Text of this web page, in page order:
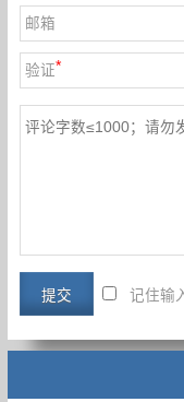
邮箱
验证*
记住输